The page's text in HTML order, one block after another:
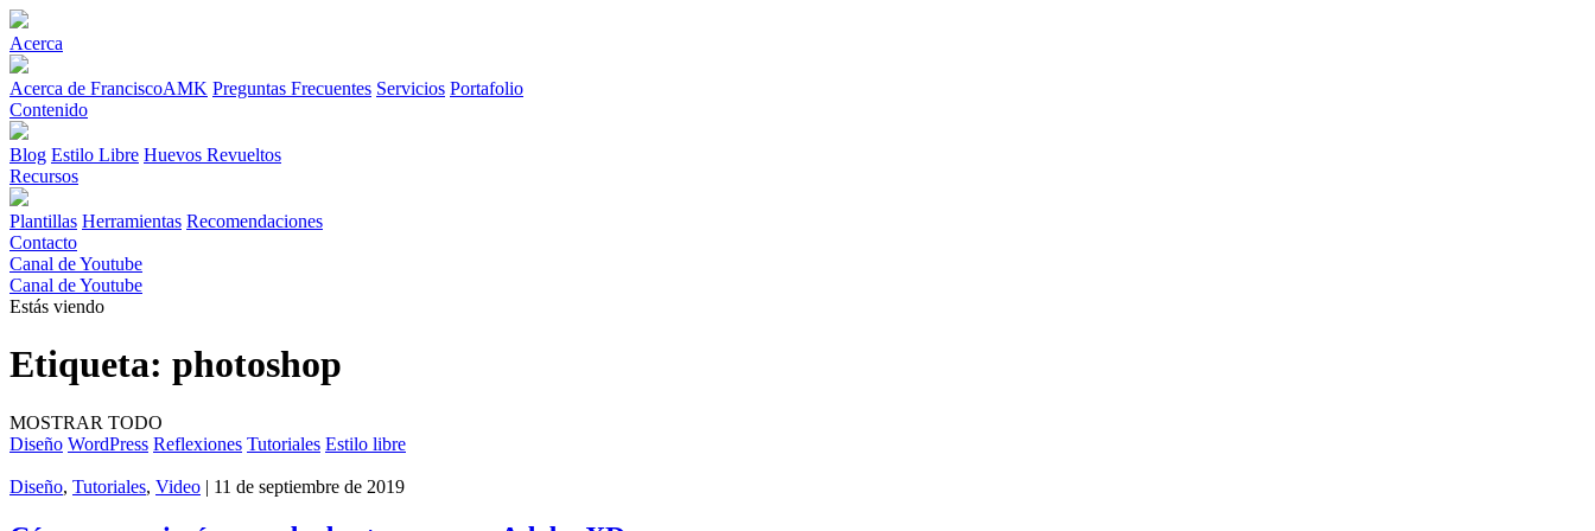
Acerca
Acerca de FranciscoAMK Preguntas Frecuentes Servicios Portafolio
Contenido
Blog Estilo Libre Huevos Revueltos
Recursos
Plantillas Herramientas Recomendaciones
Contacto
Canal de Youtube
Canal de Youtube
Estás viendo
Etiqueta: photoshop
MOSTRAR TODO
Diseño WordPress Reflexiones Tutoriales Estilo libre
Diseño, Tutoriales, Video | 11 de septiembre de 2019